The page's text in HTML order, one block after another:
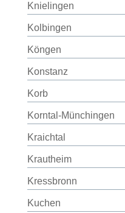
Knielingen
Kolbingen
Köngen
Konstanz
Korb
Korntal-Münchingen
Kraichtal
Krautheim
Kressbronn
Kuchen